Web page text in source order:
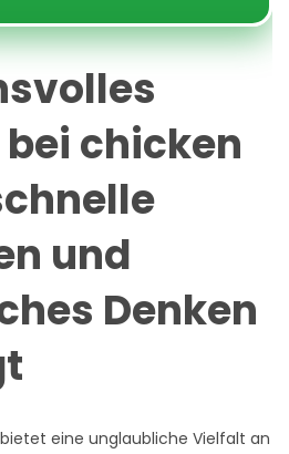
chicken
und
Denken
eine unglaubliche Vielfalt an